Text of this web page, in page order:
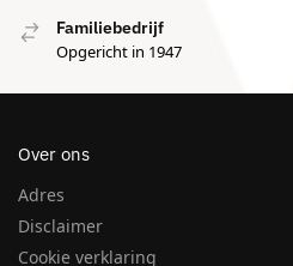
Familiebedrijf
Opgericht in 1947
Over ons
Adres
Disclaimer
Cookie verklaring